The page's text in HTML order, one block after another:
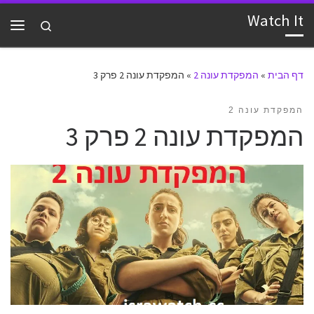
דלג לתוכן Watch It
Search
דף הבית » המפקדת עונה 2 » המפקדת עונה 2 פרק 3
המפקדת עונה 2
המפקדת עונה 2 פרק 3